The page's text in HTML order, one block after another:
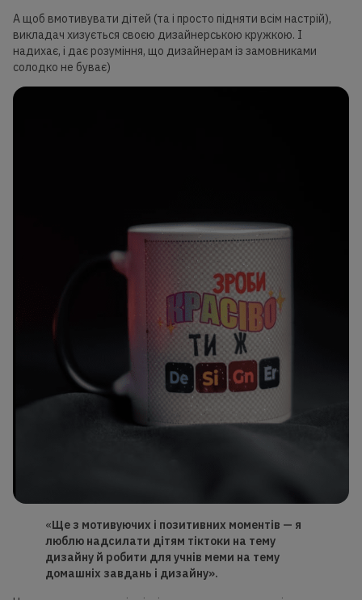
А щоб вмотивувати дітей (та і просто підняти всім настрій),
викладач хизується своєю дизайнерською кружкою. І
надихає, і дає розуміння, що дизайнерам із замовниками
солодко не буває)
«Ще з мотивуючих і позитивних моментів — я
люблю надсилати дітям тіктоки на тему
дизайну й робити для учнів меми на тему
домашніх завдань і дизайну».